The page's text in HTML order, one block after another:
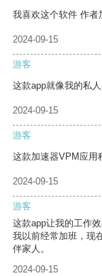
我喜欢这个软件 作者
2024-09-15
游客
这款app就像我的私
2024-09-15
游客
这款加速器VPM应用
2024-09-15
游客
这款app让我的工作
我以前经常加班，现
伴家人。
2024-09-15